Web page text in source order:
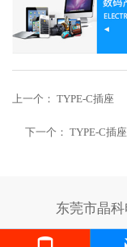
上一个： TYPE-C插座
下一个： TYPE-C插座
东莞市晶